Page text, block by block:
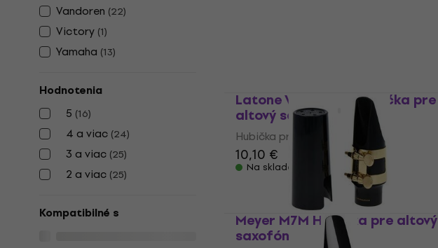
Vandoren (22)
Victory (1)
Yamaha (13)
Hodnotenia
5 (16)
4 a viac (24)
3 a viac (25)
2 a viac (25)
Kompatibilné s
Latone VSM-PL-AL Hubička pre
altový saxofón
Hubička pre altový saxofón
10,10 €
Na sklade
Meyer M7M Hubička pre altový
saxofón